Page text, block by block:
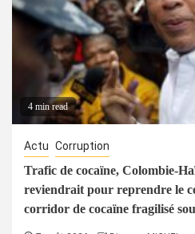
4 min read
Actu Corruption
Trafic de cocaïne, Colombie-
reviendrait pour reprendre le
corridor de cocaïne fragilisé